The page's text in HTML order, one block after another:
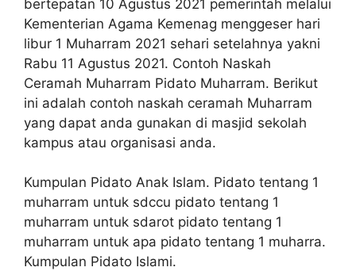
bertepatan 10 Agustus 2021 pemerintah melalui
Kementerian Agama Kemenag menggeser hari
libur 1 Muharram 2021 sehari setelahnya yakni
Rabu 11 Agustus 2021. Contoh Naskah
Ceramah Muharram Pidato Muharram. Berikut
ini adalah contoh naskah ceramah Muharram
yang dapat anda gunakan di masjid sekolah
kampus atau organisasi anda.
Kumpulan Pidato Anak Islam. Pidato tentang 1
muharram untuk sdccu pidato tentang 1
muharram untuk sdarot pidato tentang 1
muharram untuk apa pidato tentang 1 muharra.
Kumpulan Pidato Islami.